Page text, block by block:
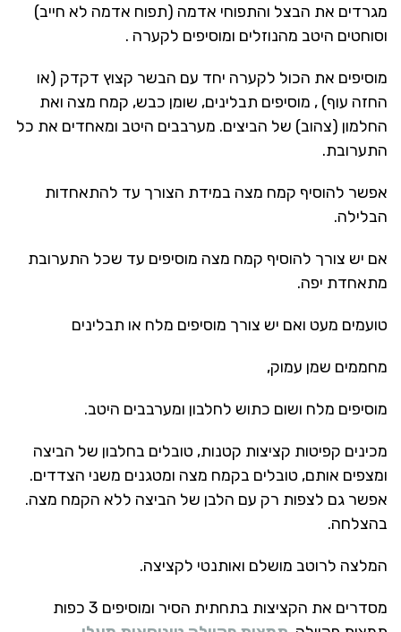
מגרדים את הבצל והתפוחי אדמה (תפוח אדמה לא חייב)
וסוחטים היטב מהנוזלים ומוסיפים לקערה .
מוסיפים את הכול לקערה יחד עם הבשר קצוץ דקדק (או
החזה עוף) , מוסיפים תבלינים, שומן כבש, קמח מצה ואת
החלמון (צהוב) של הביצים. מערבבים היטב ומאחדים את כל
התערובת.
אפשר להוסיף קמח מצה במידת הצורך עד להתאחדות
הבלילה.
אם יש צורך להוסיף קמח מצה מוסיפים עד שכל התערובת
מתאחדת יפה.
טועמים מעט ואם יש צורך מוסיפים מלח או תבלינים
מחממים שמן עמוק,
מוסיפים מלח ושום כתוש לחלבון ומערבבים היטב.
מכינים קפיטות קציצות קטנות, טובלים בחלבון של הביצה
ומצפים אותם, טובלים בקמח מצה ומטגנים משני הצדדים.
אפשר גם לצפות רק עם הלבן של הביצה ללא הקמח מצה.
בהצלחה.
המלצה לרוטב מושלם ואותנטי לקציצה.
מסדרים את הקציצות בתחתית הסיר ומוסיפים 3 כפות